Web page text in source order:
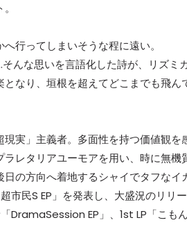
行ってしまいそうな程に遠い。
んな思いを言語化した詩が、リズミ
なり、垣根を超えてどこまでも飛ん
実」主義者。多面性を持つ価値観
レタリアユーモアを用い、時に無
の方向へ着地するシャイでタフなイ
市民S EP」を発表し、大盛況のリリ
DramaSession EP」、1st LP「こも